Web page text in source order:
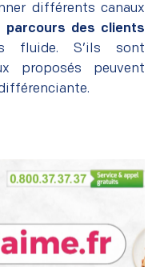
différents canaux
parcours des clients
fluide. S’ils sont
proposés peuvent